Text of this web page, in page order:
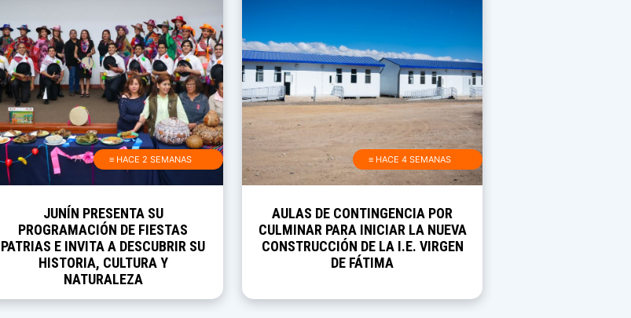
≡ HACE 2 SEMANAS
JUNÍN PRESENTA SU
PROGRAMACIÓN DE FIESTAS
PATRIAS E INVITA A DESCUBRIR SU
HISTORIA, CULTURA Y
NATURALEZA
≡ HACE 4 SEMANAS
AULAS DE CONTINGENCIA POR
CULMINAR PARA INICIAR LA NUEVA
CONSTRUCCIÓN DE LA I.E. VIRGEN
DE FÁTIMA